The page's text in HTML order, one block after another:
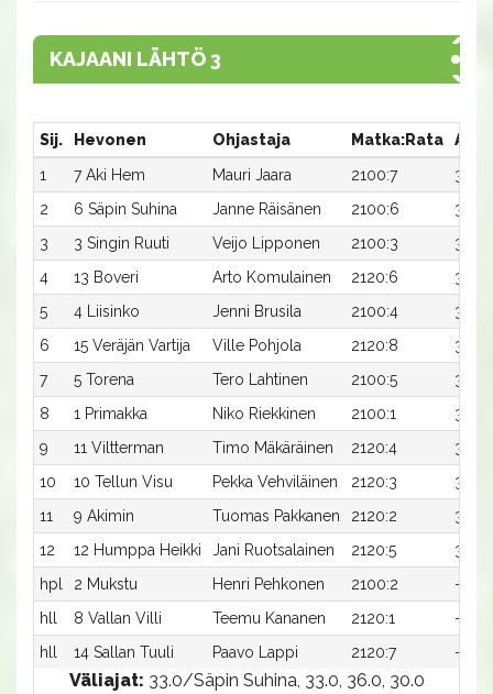
KAJAANI LÄHTÖ 3
Sij. Hevonen Ohjastaja Matka:Rata
Aika
1
7 Aki Hem Mauri Jaara 2100:7
32,7
2
6 Säpin Suhina Janne Räisänen 2100:6
33,0
3
3 Singin Ruuti Veijo Lipponen 2100:3
33,6
4
13 Boveri Arto Komulainen 2120:6
32,7
5
4 Liisinko Jenni Brusila 2100:4
33,9x
6
15 Veräjän Vartija Ville Pohjola 2120:8
33,3x
7
5 Torena Tero Lahtinen 2100:5
34,2x
8
1 Primakka Niko Riekkinen 2100:1
34,2x
9
11 Viltterman Timo Mäkäräinen 2120:4
33,4
10
10 Tellun Visu Pekka Vehviläinen 2120:3
34,0
11
9 Akimin Tuomas Pakkanen 2120:2
35,8x
12
12 Humppa Heikki Jani Ruotsalainen 2120:5
38,5x
hpl
2 Mukstu Henri Pehkonen 2100:2
-
hll
8 Vallan Villi Teemu Kananen 2120:1
-
hll
14 Sallan Tuuli Paavo Lappi 2120:7 -
Väliajat: 33.0/Säpin Suhina, 33.0, 36.0, 30.0